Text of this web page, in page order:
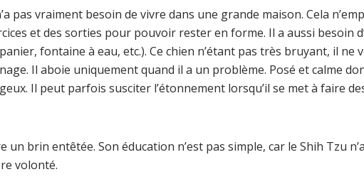
pas vraiment besoin de vivre dans une grande maison. Cela
et des sorties pour pouvoir rester en forme. Il a aussi besoin
fontaine à eau, etc.). Ce chien n’étant pas très bruyant, il ne
Il aboie uniquement quand il a un problème. Posé et calme
Il peut parfois susciter l’étonnement lorsqu’il se met à faire
brin entêtée. Son éducation n’est pas simple, car le Shih Tzu
volonté.